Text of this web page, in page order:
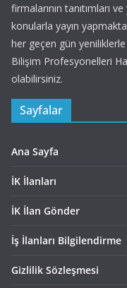
firmalarının tanıtımları
konularla yayın
her geçen gün
Bilişim Profesyonelleri
olabilirsiniz.
Sayfalar
Ana Sayfa
İK İlanları
İK İlan Gönder
İş İlanları Bilgilendirme
Gizlilik Sözleşmesi